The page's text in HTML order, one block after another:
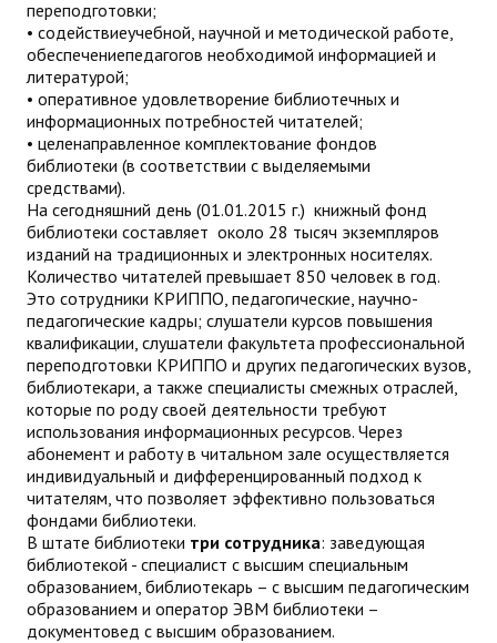
переподготовки;
• содействиеучебной, научной и методической работе,
обеспечениепедагогов необходимой информацией и
литературой;
• оперативное удовлетворение библиотечных и
информационных потребностей читателей;
• целенаправленное комплектование фондов
библиотеки (в соответствии с выделяемыми
средствами).
На сегодняшний день (01.01.2015 г.) книжный фонд
библиотеки составляет около 28 тысяч экземпляров
изданий на традиционных и электронных носителях.
Количество читателей превышает 850 человек в год.
Это сотрудники КРИППО, педагогические, научно-
педагогические кадры; слушатели курсов повышения
квалификации, слушатели факультета профессиональной
переподготовки КРИППО и других педагогических вузов,
библиотекари, а также специалисты смежных отраслей,
которые по роду своей деятельности требуют
использования информационных ресурсов. Через
абонемент и работу в читальном зале осу­ществляется
индивидуальный и дифференцированный подход к
читателям, что позволяет эффективно пользоваться
фондами библиотеки.
В штате библиотеки три сотрудника: заведующая
библиотекой - специалист с высшим специальным
образованием, библиотекарь – с высшим педагогическим
образованием и оператор ЭВМ библиотеки –
документовед с высшим образованием.